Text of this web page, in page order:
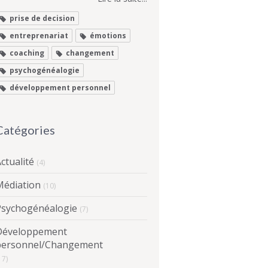
prise de decision
entreprenariat
émotions
coaching
changement
psychogénéalogie
développement personnel
(4)
(10)
(7)
Changement